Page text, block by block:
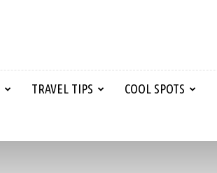
TRAVEL TIPS COOL SPOTS